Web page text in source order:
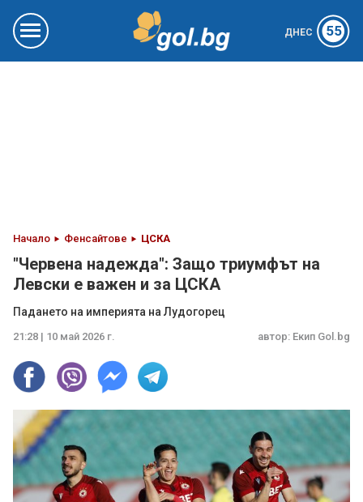
ДНЕС 55
Начало Фенсайтове ЦСКА
"Червена надежда": Защо триумфът на
Левски е важен и за ЦСКА
Падането на империята на Лудогорец
21:28 | 10 май 2026 г. автор: Екип Gol.bg